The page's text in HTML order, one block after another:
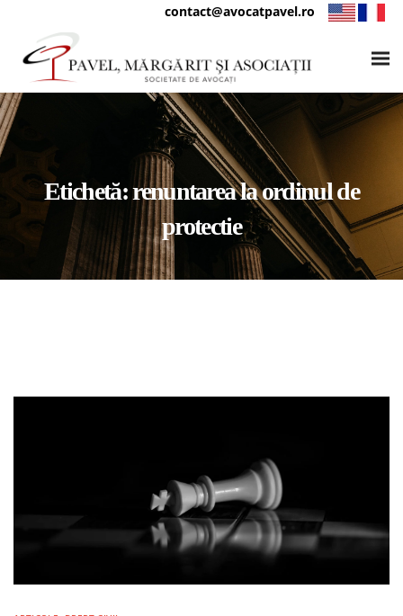
contact@avocatpavel.ro
Etichetă:renuntarea la ordinul de
protectie